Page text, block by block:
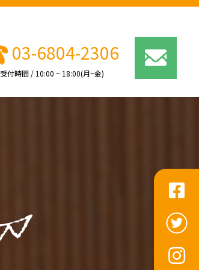
03-6804-2306
受付時間 / 10:00 ~ 18:00(月~金)